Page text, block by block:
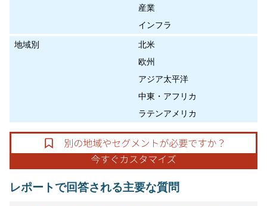
産業
インフラ
地域別
北米
欧州
アジア太平洋
中東・アフリカ
ラテンアメリカ
レポートで回答される主要な質問